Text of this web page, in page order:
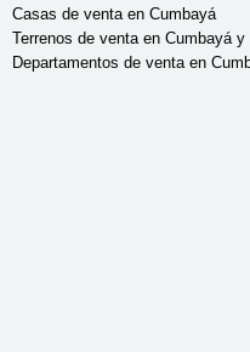
Casas de venta en Cumbayá
Terrenos de venta en Cumbayá y
Departamentos de venta en